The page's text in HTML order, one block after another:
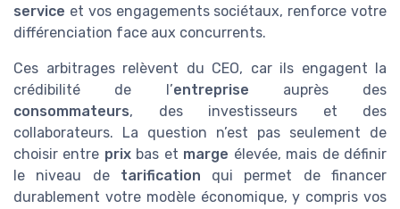
service et vos engagements sociétaux, renforce votre
différenciation face aux concurrents.
Ces arbitrages relèvent du CEO, car ils engagent la
crédibilité de l’entreprise auprès des
consommateurs, des investisseurs et des
collaborateurs. La question n’est pas seulement de
choisir entre prixbas et marge élevée, mais de définir
le niveau de tarification qui permet de financer
durablement votre modèle économique, y compris vos